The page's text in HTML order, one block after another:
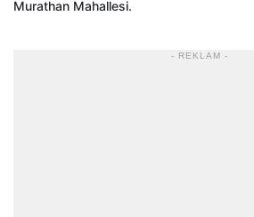
Murathan Mahallesi.
- REKLAM -